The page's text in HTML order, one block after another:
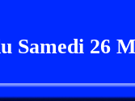
Samedi 26